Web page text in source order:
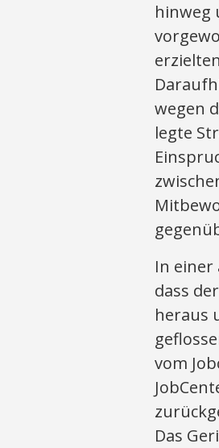
hinweg
wegen
legte
In einer
dass
heraus
vom
Das